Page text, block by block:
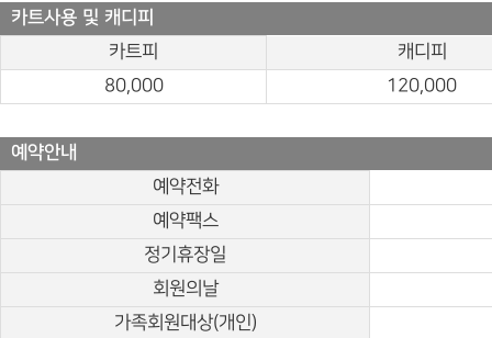
카트사용 및 캐디피
카트피
캐디피
80,000
120,000
예약안내
예약전화
예약팩스
정기휴장일
회원의날
가족회원대상(개인)